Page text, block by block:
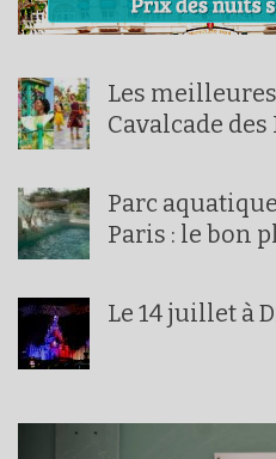
Les
Cavalcade
Parc
Paris : le bon
Le 14 juillet à